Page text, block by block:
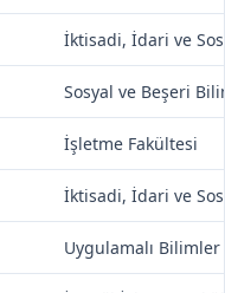
İktisadi, İdari ve
Sosyal ve Beşeri
İşletme Fakültesi
İktisadi, İdari ve
Uygulamalı